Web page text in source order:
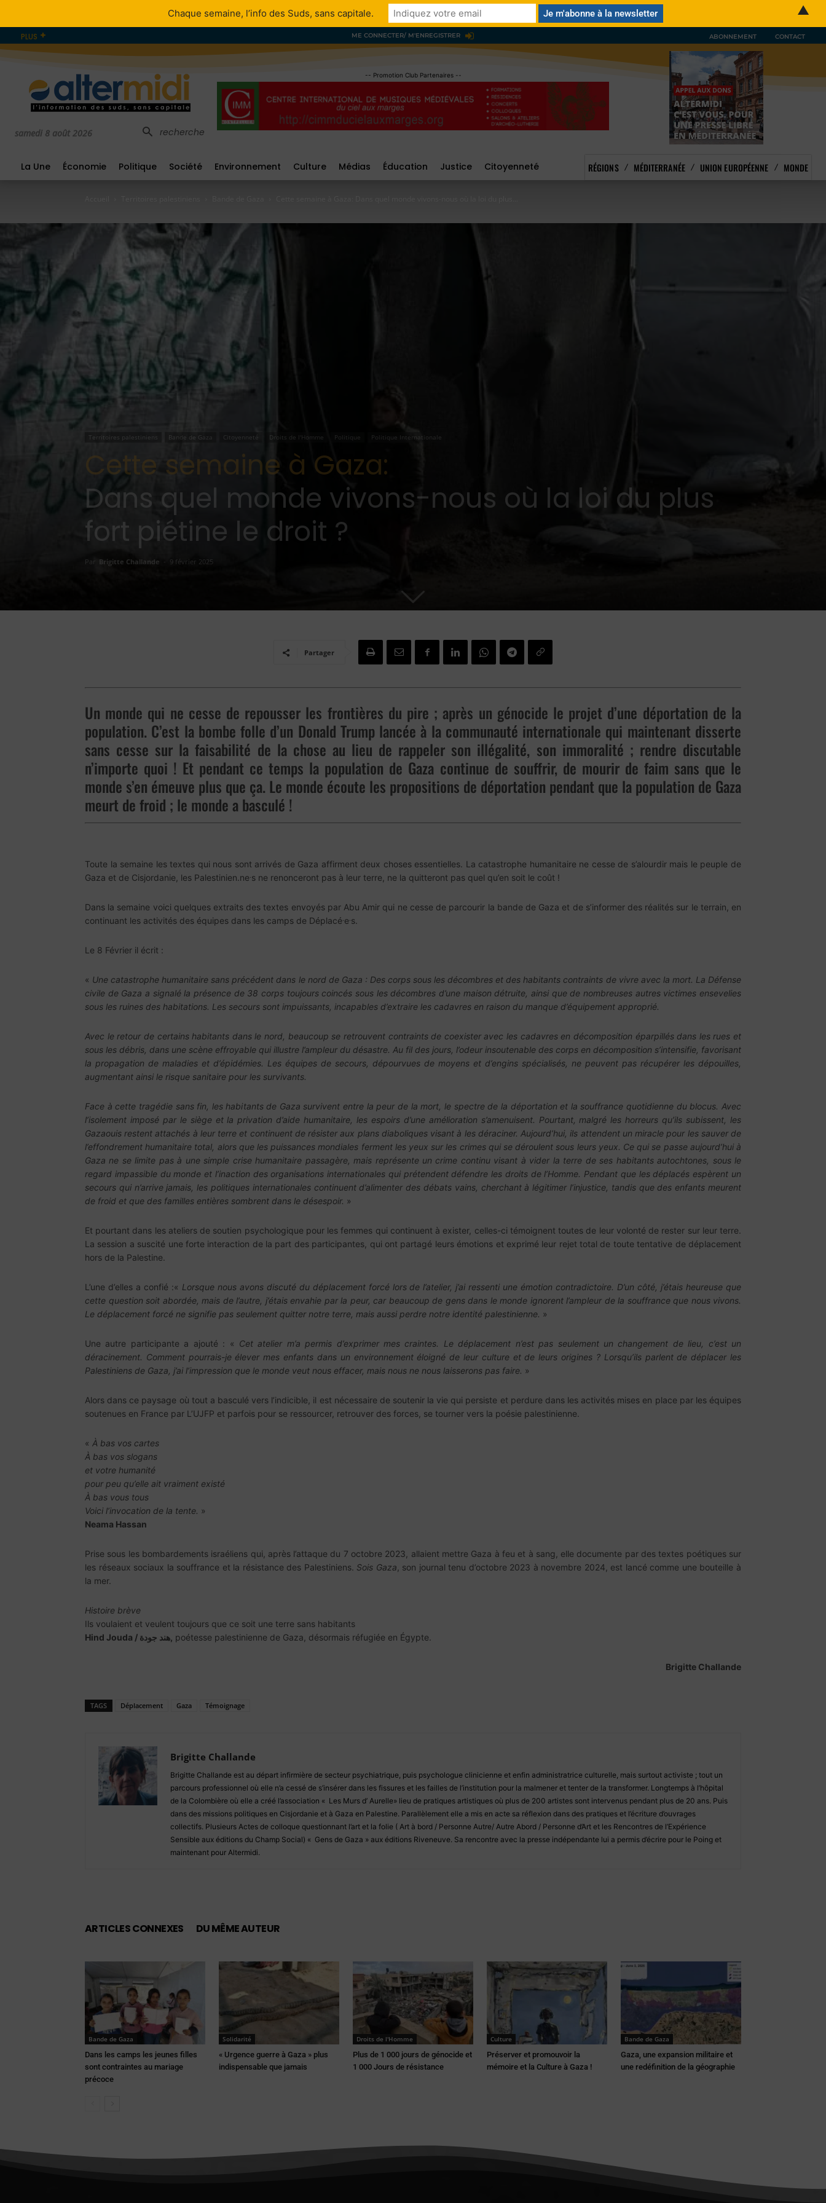
PLUS ME CONNECTER/ M'ENREGISTRER ABONNEMENT CONTACT
samedi 8 août 2026 recherche
-- Promotion Club Partenaires --
La Une Économie Politique Société Environnement Culture Médias Éducation Justice Citoyenneté RÉGIONS MÉDITERRANÉE UNION EUROPÉENNE MONDE
Territoires palestiniens Bande de Gaza Citoyenneté Droits de l'Homme Politique Politique Internationale
Cette semaine à Gaza:
Dans quel monde vivons-nous où la loi du plus
fort piétine le droit ?
Par Brigitte Challande - 9 février 2025
Partager
Un monde qui ne cesse de repousser les frontières du pire ; après un génocide le projet d’une déportation de la
population. C’est la bombe folle d’un Donald Trump lancée à la communauté internationale qui maintenant disserte
sans cesse sur la faisabilité de la chose au lieu de rappeler son illégalité, son immoralité ; rendre discutable
n’importe quoi ! Et pendant ce temps la population de Gaza continue de souffrir, de mourir de faim sans que le
monde s’en émeuve plus que ça. Le monde écoute les propositions de déportation pendant que la population de Gaza
meurt de froid ; le monde a basculé !
Toute la semaine les textes qui nous sont arrivés de Gaza affirment deux choses essentielles. La catastrophe humanitaire ne cesse de s’alourdir mais le peuple de
Gaza et de Cisjordanie, les Palestinien.ne.s ne renonceront pas à leur terre, ne la quitteront pas quel qu’en soit le coût !
Dans la semaine voici quelques extraits des textes envoyés par Abu Amir qui ne cesse de parcourir la bande de Gaza et de s’informer des réalités sur le terrain, en
continuant les activités des équipes dans les camps de Déplacé.e.s.
Le 8 Février il écrit :
« Une catastrophe humanitaire sans précédent dans le nord de Gaza : Des corps sous les décombres et des habitants contraints de vivre avec la mort. La Défense
civile de Gaza a signalé la présence de 38 corps toujours coincés sous les décombres d’une maison détruite, ainsi que de nombreuses autres victimes ensevelies
sous les ruines des habitations. Les secours sont impuissants, incapables d’extraire les cadavres en raison du manque d’équipement approprié.
Avec le retour de certains habitants dans le nord, beaucoup se retrouvent contraints de coexister avec les cadavres en décomposition éparpillés dans les rues et
sous les débris, dans une scène effroyable qui illustre l’ampleur du désastre. Au fil des jours, l’odeur insoutenable des corps en décomposition s’intensifie, favorisant
la propagation de maladies et d’épidémies. Les équipes de secours, dépourvues de moyens et d’engins spécialisés, ne peuvent pas récupérer les dépouilles,
augmentant ainsi le risque sanitaire pour les survivants.
Face à cette tragédie sans fin, les habitants de Gaza survivent entre la peur de la mort, le spectre de la déportation et la souffrance quotidienne du blocus. Avec
l’isolement imposé par le siège et la privation d’aide humanitaire, les espoirs d’une amélioration s’amenuisent. Pourtant, malgré les horreurs qu’ils subissent, les
Gazaouis restent attachés à leur terre et continuent de résister aux plans diaboliques visant à les déraciner. Aujourd’hui, ils attendent un miracle pour les sauver de
l’effondrement humanitaire total, alors que les puissances mondiales ferment les yeux sur les crimes qui se déroulent sous leurs yeux. Ce qui se passe aujourd’hui à
Gaza ne se limite pas à une simple crise humanitaire passagère, mais représente un crime continu visant à vider la terre de ses habitants autochtones, sous le
regard impassible du monde et l’inaction des organisations internationales qui prétendent défendre les droits de l’Homme. Pendant que les déplacés espèrent un
secours qui n’arrive jamais, les politiques internationales continuent d’alimenter des débats vains, cherchant à légitimer l’injustice, tandis que des enfants meurent
de froid et que des familles entières sombrent dans le désespoir. »
Et pourtant dans les ateliers de soutien psychologique pour les femmes qui continuent à exister, celles-ci témoignent toutes de leur volonté de rester sur leur terre.
La session a suscité une forte interaction de la part des participantes, qui ont partagé leurs émotions et exprimé leur rejet total de toute tentative de déplacement
hors de la Palestine.
L’une d’elles a confié :« Lorsque nous avons discuté du déplacement forcé lors de l’atelier, j’ai ressenti une émotion contradictoire. D’un côté, j’étais heureuse que
cette question soit abordée, mais de l’autre, j’étais envahie par la peur, car beaucoup de gens dans le monde ignorent l’ampleur de la souffrance que nous vivons.
Le déplacement forcé ne signifie pas seulement quitter notre terre, mais aussi perdre notre identité palestinienne. »
Une autre participante a ajouté : « Cet atelier m’a permis d’exprimer mes craintes. Le déplacement n’est pas seulement un changement de lieu, c’est un
déracinement. Comment pourrais-je élever mes enfants dans un environnement éloigné de leur culture et de leurs origines ? Lorsqu’ils parlent de déplacer les
Palestiniens de Gaza, j’ai l’impression que le monde veut nous effacer, mais nous ne nous laisserons pas faire. »
Alors dans ce paysage où tout a basculé vers l’indicible, il est nécessaire de soutenir la vie qui persiste et perdure dans les activités mises en place par les équipes
soutenues en France par L’UJFP et parfois pour se ressourcer, retrouver des forces, se tourner vers la poésie palestinienne.
« À bas vos cartes
À bas vos slogans
et votre humanité
pour peu qu’elle ait vraiment existé
À bas vous tous
Voici l’invocation de la tente. »
Neama Hassan
Prise sous les bombardements israéliens qui, après l’attaque du 7 octobre 2023, allaient mettre Gaza à feu et à sang, elle documente par des textes poétiques sur
les réseaux sociaux la souffrance et la résistance des Palestiniens. Sois Gaza , son journal tenu d’octobre 2023 à novembre 2024, est lancé comme une bouteille à
la mer.
Histoire brève
Ils voulaient et veulent toujours que ce soit une terre sans habitants
poétesse palestinienne de Gaza, désormais réfugiée en Égypte.
Brigitte Challande
TAGS Déplacement Gaza Témoignage
Brigitte Challande
Brigitte Challande est au départ infirmière de secteur psychiatrique, puis psychologue clinicienne et enfin administratrice culturelle, mais surtout activiste ; tout un
parcours professionnel où elle n’a cessé de s’insérer dans les fissures et les failles de l’institution pour la malmener et tenter de la transformer. Longtemps à l’hôpital
de la Colombière où elle a créé l’association « Les Murs d’ Aurelle» lieu de pratiques artistiques où plus de 200 artistes sont intervenus pendant plus de 20 ans. Puis
dans des missions politiques en Cisjordanie et à Gaza en Palestine. Parallèlement elle a mis en acte sa réflexion dans des pratiques et l’écriture d’ouvrages
collectifs. Plusieurs Actes de colloque questionnant l’art et la folie ( Art à bord / Personne Autre/ Autre Abord / Personne d’Art et les Rencontres de l’Expérience
Sensible aux éditions du Champ Social) « Gens de Gaza » aux éditions Riveneuve. Sa rencontre avec la presse indépendante lui a permis d’écrire pour le Poing et
maintenant pour Altermidi.
ARTICLES CONNEXES DU MÊME AUTEUR
Bande de Gaza
Dans les camps les jeunes filles
sont contraintes au mariage
précoce
Solidarité
« Urgence guerre à Gaza » plus
indispensable que jamais
Droits de l'Homme
Plus de 1 000 jours de génocide et
1 000 Jours de résistance
Culture
Préserver et promouvoir la
mémoire et la Culture à Gaza !
Bande de Gaza
Gaza, une expansion militaire et
une redéfinition de la géographie
Chaque semaine, l’info des Suds, sans capitale. ▲